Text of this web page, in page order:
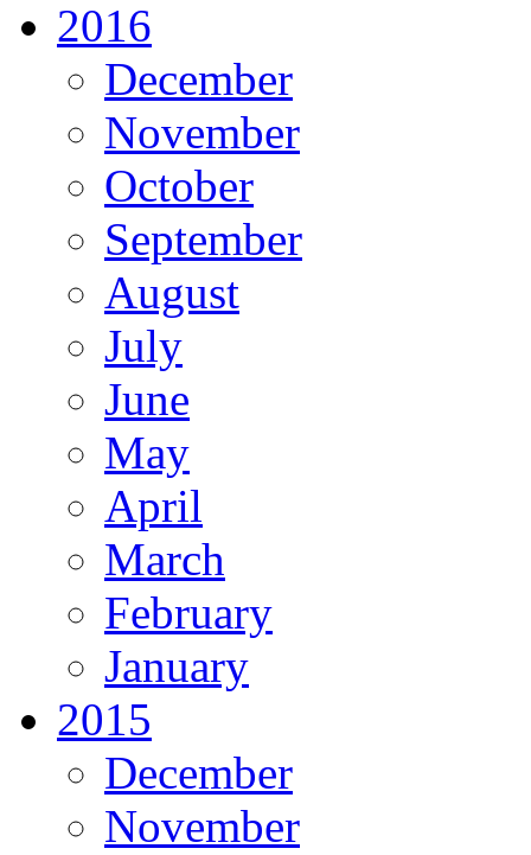
2016
December
November
October
September
August
July
June
May
April
March
February
January
2015
December
November